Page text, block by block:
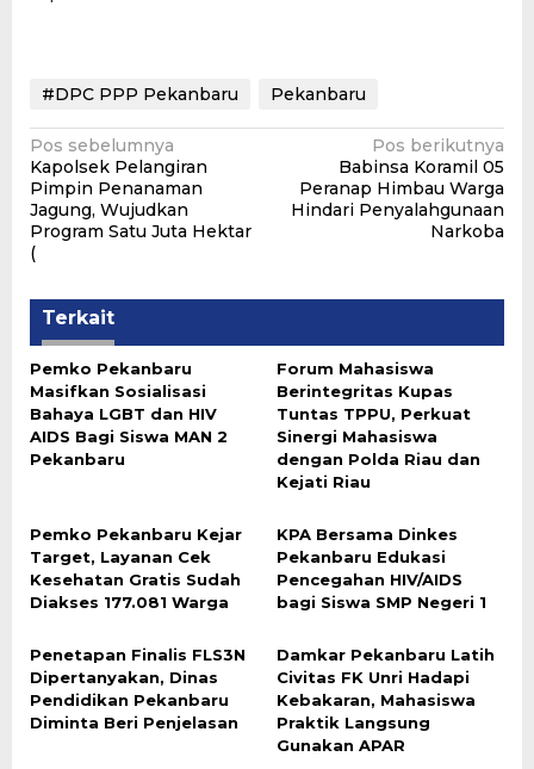
#DPC PPP Pekanbaru Pekanbaru
Navigasi
pos
Pos sebelumnya
Kapolsek Pelangiran
Pimpin Penanaman
Jagung, Wujudkan
Program Satu Juta Hektar
(
Pos berikutnya
Babinsa Koramil 05
Peranap Himbau Warga
Hindari Penyalahgunaan
Narkoba
Terkait
‎Pemko Pekanbaru
Masifkan Sosialisasi
Bahaya LGBT dan HIV
AIDS Bagi Siswa MAN 2
Pekanbaru
Forum Mahasiswa
Berintegritas Kupas
Tuntas TPPU, Perkuat
Sinergi Mahasiswa
dengan Polda Riau dan
Kejati Riau
‎‎Pemko Pekanbaru Kejar
Target, Layanan Cek
Kesehatan Gratis Sudah
Diakses 177.081 Warga
‎KPA Bersama Dinkes
Pekanbaru Edukasi
Pencegahan HIV/AIDS
bagi Siswa SMP Negeri 1
Penetapan Finalis FLS3N
Dipertanyakan, Dinas
Pendidikan Pekanbaru
Diminta Beri Penjelasan
‎Damkar Pekanbaru Latih
Civitas FK Unri Hadapi
Kebakaran, Mahasiswa
Praktik Langsung
Gunakan APAR